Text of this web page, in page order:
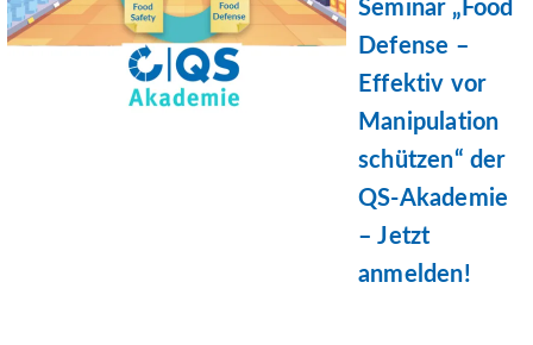
Seminar „Food
Defense –
Effektiv vor
Manipulation
schützen“ der
QS-Akademie
– Jetzt
anmelden!